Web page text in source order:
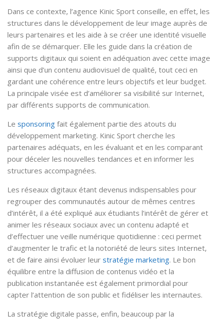
Dans ce contexte, l’agence Kinic Sport conseille, en effet, les
structures dans le développement de leur image auprès de
leurs partenaires et les aide à se créer une identité visuelle
afin de se démarquer. Elle les guide dans la création de
supports digitaux qui soient en adéquation avec cette image
ainsi que d’un contenu audiovisuel de qualité, tout ceci en
gardant une cohérence entre leurs objectifs et leur budget.
La principale visée est d’améliorer sa visibilité sur Internet,
par différents supports de communication.
Le sponsoring fait également partie des atouts du
développement marketing. Kinic Sport cherche les
partenaires adéquats, en les évaluant et en les comparant
pour déceler les nouvelles tendances et en informer les
structures accompagnées.
Les réseaux digitaux étant devenus indispensables pour
regrouper des communautés autour de mêmes centres
d’intérêt, il a été expliqué aux étudiants l’intérêt de gérer et
animer les réseaux sociaux avec un contenu adapté et
d’effectuer une veille numérique quotidienne : ceci permet
d’augmenter le trafic et la notoriété de leurs sites Internet,
et de faire ainsi évoluer leur stratégie marketing. Le bon
équilibre entre la diffusion de contenus vidéo et la
publication instantanée est également primordial pour
capter l’attention de son public et fidéliser les internautes.
La stratégie digitale passe, enfin, beaucoup par la